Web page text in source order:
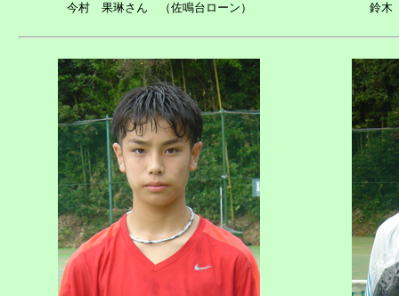
今村 果琳さん （佐鳴台ローン）
鈴木